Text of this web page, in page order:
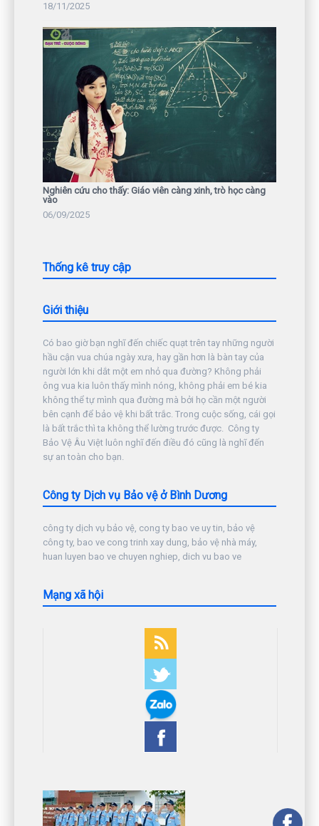
18/11/2025
Nghiên cứu cho thấy: Giáo viên càng xinh, trò học càng
vào
06/09/2025
Thống kê truy cập
Giới thiệu
Có bao giờ bạn nghĩ đến chiếc quạt trên tay những người
hầu cận vua chúa ngày xưa, hay gần hơn là bàn tay của
người lớn khi dắt một em nhỏ qua đường? Không phải
ông vua kia luôn thấy mình nóng, không phải em bé kia
không thể tự mình qua đường mà bởi họ cần một người
bên cạnh để bảo vệ khi bất trắc. Trong cuộc sống, cái gọi
là bất trắc thì ta không thể lường trước được. Công ty
Bảo Vệ Âu Việt luôn nghĩ đến điều đó cũng là nghĩ đến
sự an toàn cho bạn.
Công ty Dịch vụ Bảo vệ ở Bình Dương
công ty dịch vụ bảo vệ, cong ty bao ve uy tin, bảo vệ
công ty, bao ve cong trinh xay dung, bảo vệ nhà máy,
huan luyen bao ve chuyen nghiep, dich vu bao ve
Mạng xã hội